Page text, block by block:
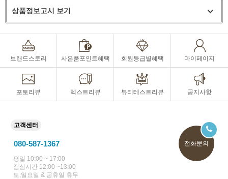
상품정보고시 보기
브랜드스토리 사은품포인트혜택 회원등급별혜택 마이페이지
포토리뷰 텍스트리뷰 뷰티테스트리뷰 공지사항
고객센터
080-587-1367
평일 10:00 ~ 17:00
점심시간 12:00 ~13:00
토,일요일 & 공휴일 휴무
전화문의